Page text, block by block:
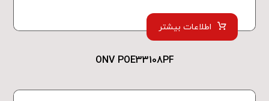
ONV POE33108PF
اطلاعات بیشتر